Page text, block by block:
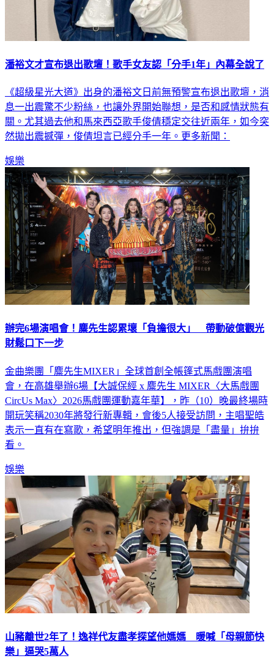
潘裕文才宣布退出歌壇！歌手女友認「分手1年」內幕全說了
《超級星光大道》出身的潘裕文日前無預警宣布退出歌壇，消
息一出震驚不少粉絲，也讓外界開始聯想，是否和感情狀態有
關。尤其過去他和馬來西亞歌手俊倩穩定交往近兩年，如今突
然拋出震撼彈，俊倩坦言已經分手一年。更多新聞：
娛樂
辦完6場演唱會！麋先生認累壞「負擔很大」 帶動破億觀光
財鬆口下一步
金曲樂團「麋先生MIXER」全球首創全帳篷式馬戲團演唱
會，在高雄舉辦6場【大誠保經 x 麋先生 MIXER〈大馬戲團
CircUs Max〉2026馬戲團運動嘉年華】，昨（10）晚最終場時
開玩笑稱2030年將發行新專輯，會後5人接受訪問，主唱聖皓
表示一直有在寫歌，希望明年推出，但強調是「盡量」拚拚
看。
娛樂
山豬離世2年了！逸祥代友盡孝探望他媽媽 暖喊「母親節快
樂」逼哭5萬人